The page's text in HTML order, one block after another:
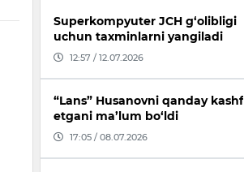
Superkompyuter JCH g‘olibligi
uchun taxminlarni yangiladi
12:57 / 12.07.2026
“Lans” Husanovni qanday kashf
etgani ma’lum bo‘ldi
17:05 / 08.07.2026